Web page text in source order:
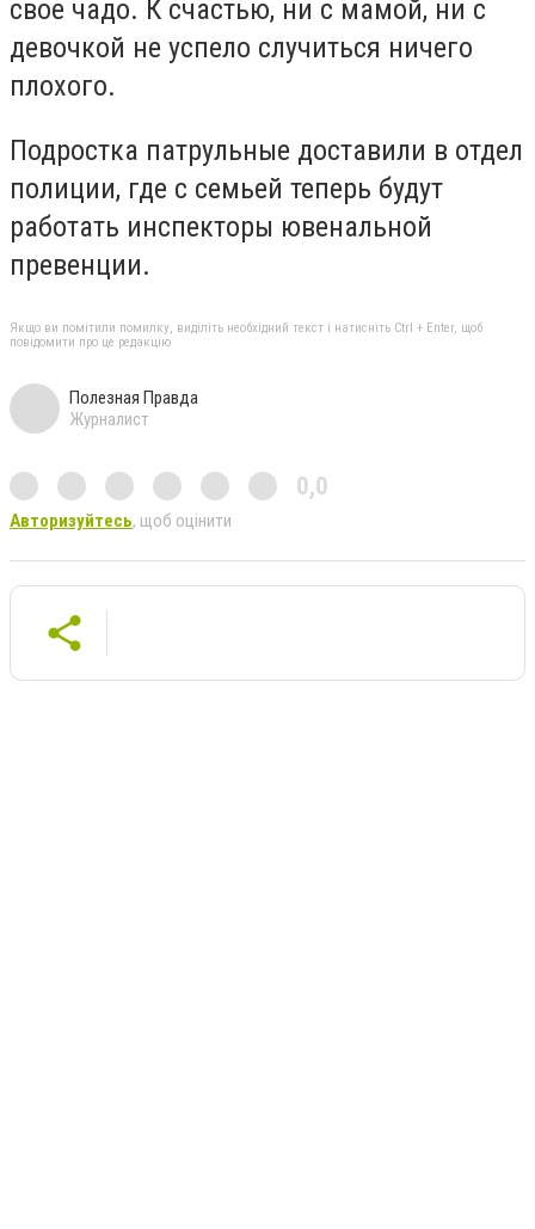
свое чадо. К счастью, ни с мамой, ни с
девочкой не успело случиться ничего
плохого.
Подростка патрульные доставили в отдел
полиции, где с семьей теперь будут
работать инспекторы ювенальной
превенции.
Якщо ви помітили помилку, виділіть необхідний текст і натисніть Ctrl + Enter, щоб
повідомити про це редакцію
Полезная Правда
Журналист
0,0
Авторизуйтесь, щоб оцінити